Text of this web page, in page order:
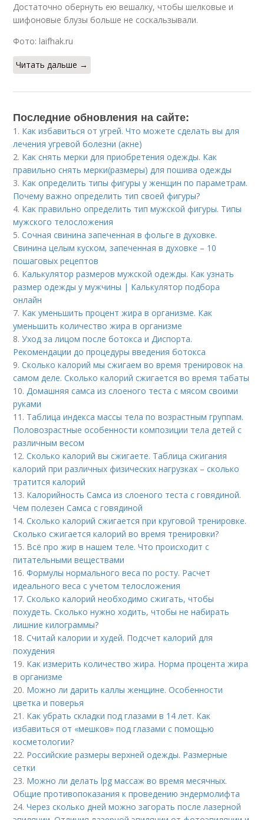
Достаточно обернуть ею вешалку, чтобы шелковые и
шифоновые блузы больше не соскальзывали.
Фото: laifhak.ru
Читать дальше →
Последние обновления на сайте:
1. Как избавиться от угрей. Что можете сделать вы для
лечения угревой болезни (акне)
2. Как снять мерки для приобретения одежды. Как
правильно снять мерки(размеры) для пошива одежды
3. Как определить типы фигуры у женщин по параметрам.
Почему важно определить тип своей фигуры?
4. Как правильно определить тип мужской фигуры. Типы
мужского телосложения
5.Сочная свинина запеченная в фольге в духовке.
Свинина целым куском, запеченная в духовке – 10
пошаговых рецептов
6. Калькулятор размеров мужской одежды. Как узнать
размер одежды у мужчины | Калькулятор подбора
онлайн
7. Как уменьшить процент жира в организме. Как
уменьшить количество жира в организме
8.Уход за лицом после ботокса и Диспорта.
Рекомендации до процедуры введения ботокса
9.Сколько калорий мы сжигаем во время тренировок на
самом деле. Сколько калорий сжигается во время табаты
10. Домашняя самса из слоеного теста с мясом своими
руками
11. Таблица индекса массы тела по возрастным группам.
Половозрастные особенности композиции тела детей с
различным весом
12.Сколько калорий вы сжигаете. Таблица сжигания
калорий при различных физических нагрузках – сколько
тратится калорий
13. Калорийность Самса из слоеного теста с говядиной.
Чем полезен Самса с говядиной
14.Сколько калорий сжигается при круговой тренировке.
Сколько сжигается калорий во время тренировки?
15. Всё про жир в нашем теле. Что происходит с
питательными веществами
16.Формулы нормального веса по росту. Расчет
идеального веса с учетом телосложения
17.Сколько калорий необходимо сжигать, чтобы
похудеть. Сколько нужно ходить, чтобы не набирать
лишние килограммы?
18.Считай калории и худей. Подсчет калорий для
похудения
19. Как измерить количество жира. Норма процента жира
в организме
20. Можно ли дарить каллы женщине. Особенности
цветка и поверья
21. Как убрать складки под глазами в 14 лет. Как
избавиться от «мешков» под глазами с помощью
косметологии?
22. Российские размеры верхней одежды. Размерные
сетки
23. Можно ли делать lpg массаж во время месячных.
Общие противопоказания к проведению эндермолифта
24.Через сколько дней можно загорать после лазерной